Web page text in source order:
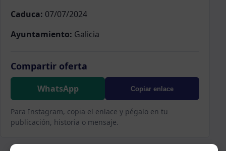
Caduca: 07/07/2024
Ayuntamiento: Galicia
Compartir oferta
WhatsApp Copiar enlace
Para Instagram, copia el enlace y pégalo en tu
publicación, historia o mensaje.